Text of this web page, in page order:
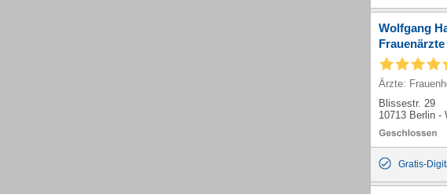
Wolfgang
Frauenärzte
Ärzte:
Blissestr. 29
10713 Berlin -
Gratis-